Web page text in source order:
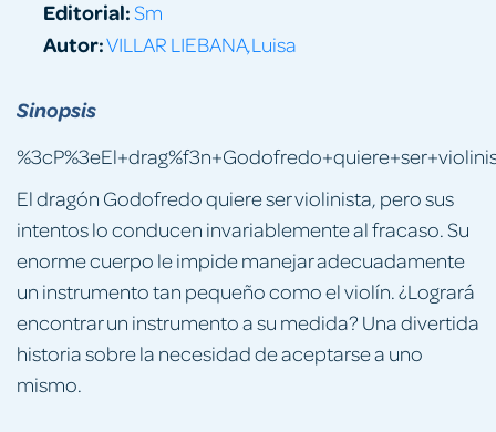
Sinopsis
El dragón Godofredo quiere ser violinista, pero sus
intentos lo conducen invariablemente al fracaso. Su
enorme cuerpo le impide manejar adecuadamente
un instrumento tan pequeño como el violín. ¿Logrará
encontrar un instrumento a su medida? Una divertida
historia sobre la necesidad de aceptarse a uno
mismo.
Editorial:Sm
Autor:VILLAR LIEBANA,Luisa